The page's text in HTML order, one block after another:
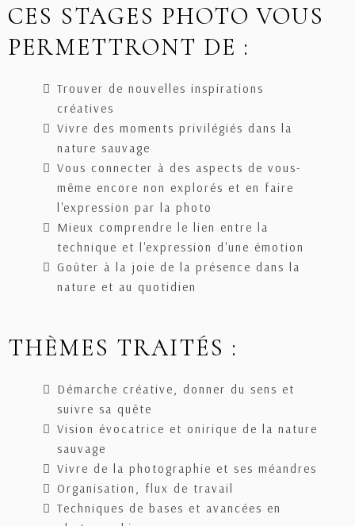
CES STAGES PHOTO VOUS
PERMETTRONT DE :
Trouver de nouvelles inspirations
créatives
Vivre des moments privilégiés dans la
nature sauvage
Vous connecter à des aspects de vous-
même encore non explorés et en faire
l'expression par la photo
Mieux comprendre le lien entre la
technique et l'expression d'une émotion
Goûter à la joie de la présence dans la
nature et au quotidien
THÈMES TRAITÉS :
Démarche créative, donner du sens et
suivre sa quête
Vision évocatrice et onirique de la nature
sauvage
Vivre de la photographie et ses méandres
Organisation, flux de travail
Techniques de bases et avancées en